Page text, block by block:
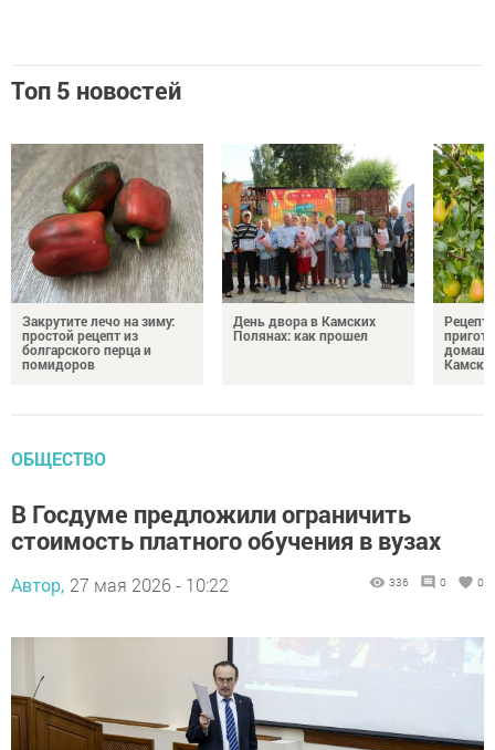
Топ 5 новостей
Закрутите лечо на зиму:
простой рецепт из
болгарского перца и
помидоров
День двора в Камских
Полянах: как прошел
ОБЩЕСТВО
В Госдуме предложили ограничить
стоимость платного обучения в вузах
Автор, 27 мая 2026 - 10:22 336 0 0